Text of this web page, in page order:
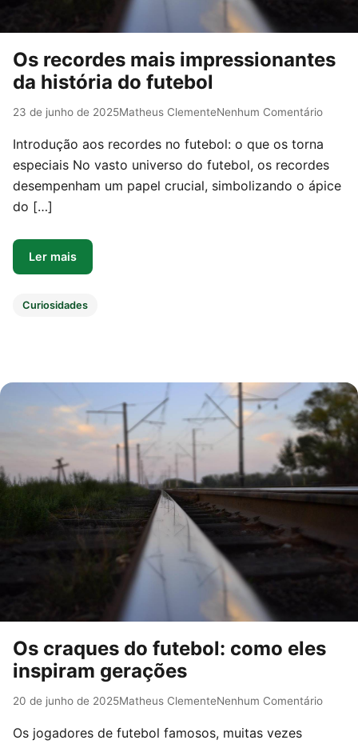
Os recordes mais impressionantes
da história do futebol
23 de junho de 2025Matheus ClementeNenhum Comentário
Introdução aos recordes no futebol: o que os torna
especiais No vasto universo do futebol, os recordes
desempenham um papel crucial, simbolizando o ápice
do […]
Ler mais
Curiosidades
Os craques do futebol: como eles
inspiram gerações
20 de junho de 2025Matheus ClementeNenhum Comentário
Os jogadores de futebol famosos, muitas vezes